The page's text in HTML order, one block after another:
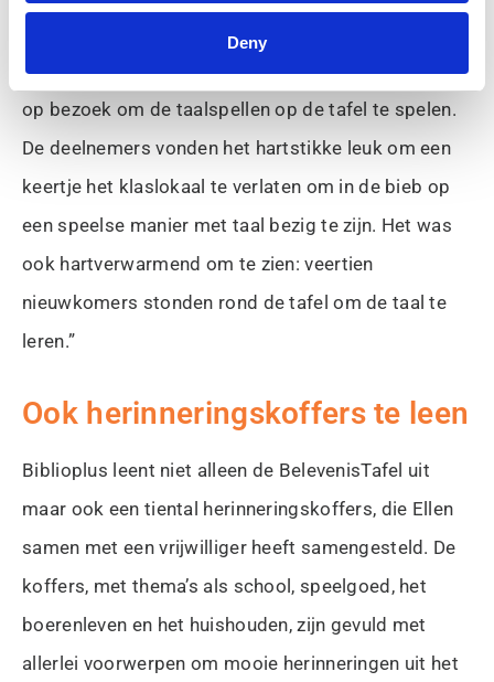
Deny
toe komen om met de BelevenisTafel aan de slag te
gaan. Zo kwam onlangs het IBN met NT2-groepen
op bezoek om de taalspellen op de tafel te spelen.
De deelnemers vonden het hartstikke leuk om een
keertje het klaslokaal te verlaten om in de bieb op
een speelse manier met taal bezig te zijn. Het was
ook hartverwarmend om te zien: veertien
nieuwkomers stonden rond de tafel om de taal te
leren.”
Ook herinneringskoffers te leen
Biblioplus leent niet alleen de BelevenisTafel uit
maar ook een tiental herinneringskoffers, die Ellen
samen met een vrijwilliger heeft samengesteld. De
koffers, met thema’s als school, speelgoed, het
boerenleven en het huishouden, zijn gevuld met
allerlei voorwerpen om mooie herinneringen uit het